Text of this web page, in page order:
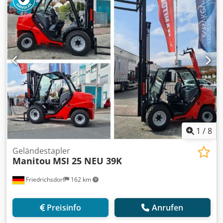
1.200 mm, Leergewicht:4.850 kg, Gesamtlänge:2.750 mm,
Antriebsart:Diesel, Baubreite: 1.290 mm, Dieselstapler
Lastschwerpunkt: 500 ISO Klasse: ISO Klasse 3 = 2.500 -
4.999 kg Masttyp: Triplex Getriebe: Wandler Geschw.
Klasse: 20 Zustand: Neugerät Zustand Technisch: Neu
Dwedpfx Aloy U R Dcs Dja Bereifung vorne Typ:
Superelastik Bereifung vorne Grösse: 28-9 x15 Bereifung
vorne Zustand: 80 - 100% Bereifung hinten Typ:
Superelastik Bereifung hinten Grösse: 6.50x10 Bereifung
hinten Zustand: 80 - 100% Seitenschieber, 3. Ventil, 4.
Ventil, Arbeitsscheinwerfer hinten, Arbeitsscheinwerfer
vorn, Lastschutzgitter, Vollkabine, Vollfreihub, CE Zertifikat,
Innenspiegel, Außenspiegel, Rundumleuchte,
Scheibenwischer,
1 /8
Friedrichsdorf 162 km
Geländestapler
Manitou MSI 25 NEU 39K
Preisinfo Anrufen